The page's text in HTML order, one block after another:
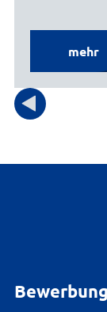
mehr